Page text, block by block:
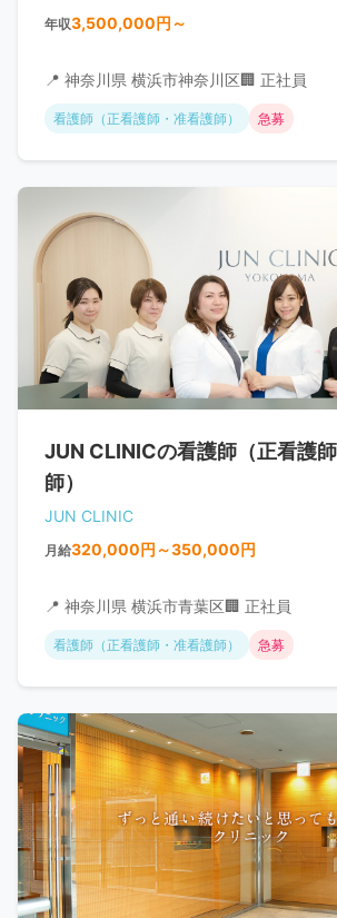
年収3,500,000円～
📍 神奈川県 横浜市神奈川区🏢 正社員
看護師（正看護師・准看護師） 急募
JUN CLINICの看護師（正看護
師）
JUN CLINIC
月給320,000円～350,000円
📍 神奈川県 横浜市青葉区🏢 正社員
看護師（正看護師・准看護師） 急募